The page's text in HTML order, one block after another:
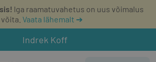
Iga raamatuvahetus on uus võimalus
võita. Vaata lähemalt ➔
Indrek Koff